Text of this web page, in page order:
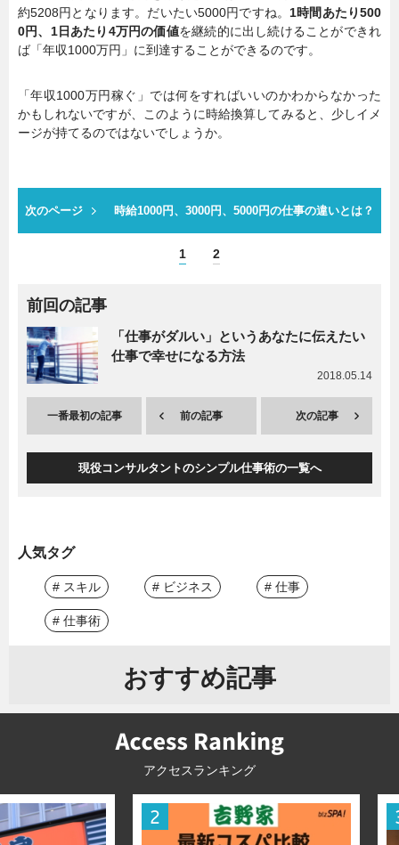
約5208円となります。だいたい5000円ですね。1時間あたり500
0円、1日あたり4万円の価値を継続的に出し続けることができれ
ば「年収1000万円」に到達することができるのです。
「年収1000万円稼ぐ」では何をすればいいのかわからなかった
かもしれないですが、このように時給換算してみると、少しイメ
ージが持てるのではないでしょうか。
次のページ 時給1000円、3000円、5000円の仕事の違いとは？
1 2
前回の記事
「仕事がダルい」というあなたに伝えたい
仕事で幸せになる方法
2018.05.14
一番最初の記事 前の記事 次の記事
現役コンサルタントのシンプル仕事術の一覧へ
人気タグ
# スキル # ビジネス # 仕事
# 仕事術
おすすめ記事
アクセスランキング